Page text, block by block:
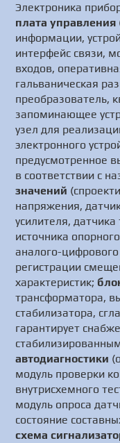
Электроника
плата управления
информации,
интерфейс связи,
входов,
гальваническая
преобразователь,
запоминающее
узел для
электронного
предусмотренное
в соответствии с
значений
напряжения,
усилителя,
источника
аналого-
регистрации
характеристик;
трансформатора,
стабилизатора,
гарантирует
автодиагностики
модуль проверки
внутрисхемного
модуль опроса
состояние
схема